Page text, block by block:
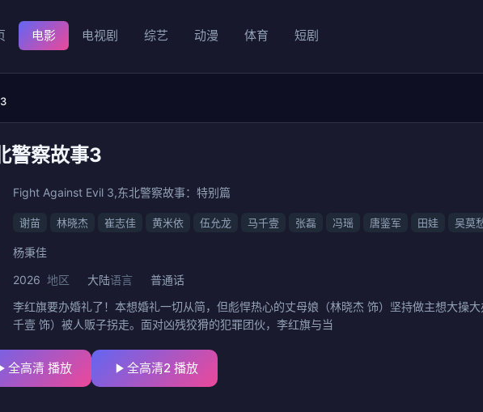
电影 电视剧 综艺 动漫 体育 短剧
警察故事3
Fight Against Evil 3,东北警察故事：特别篇
谢苗 林晓杰 崔志佳 黄米依 伍允龙 马千壹 张磊 冯瑶 唐鉴军 田娃 吴莫
杨秉佳
2026 地区 大陆语言
普通话
李红旗要办婚礼了！本想婚礼一切从简，但彪悍热心的丈母娘（林晓杰 饰）坚持做主想大操
千壹 饰）被人贩子拐走。面对凶残狡猾的犯罪团伙，李红旗与当
全高清 播放 全高清2 播放